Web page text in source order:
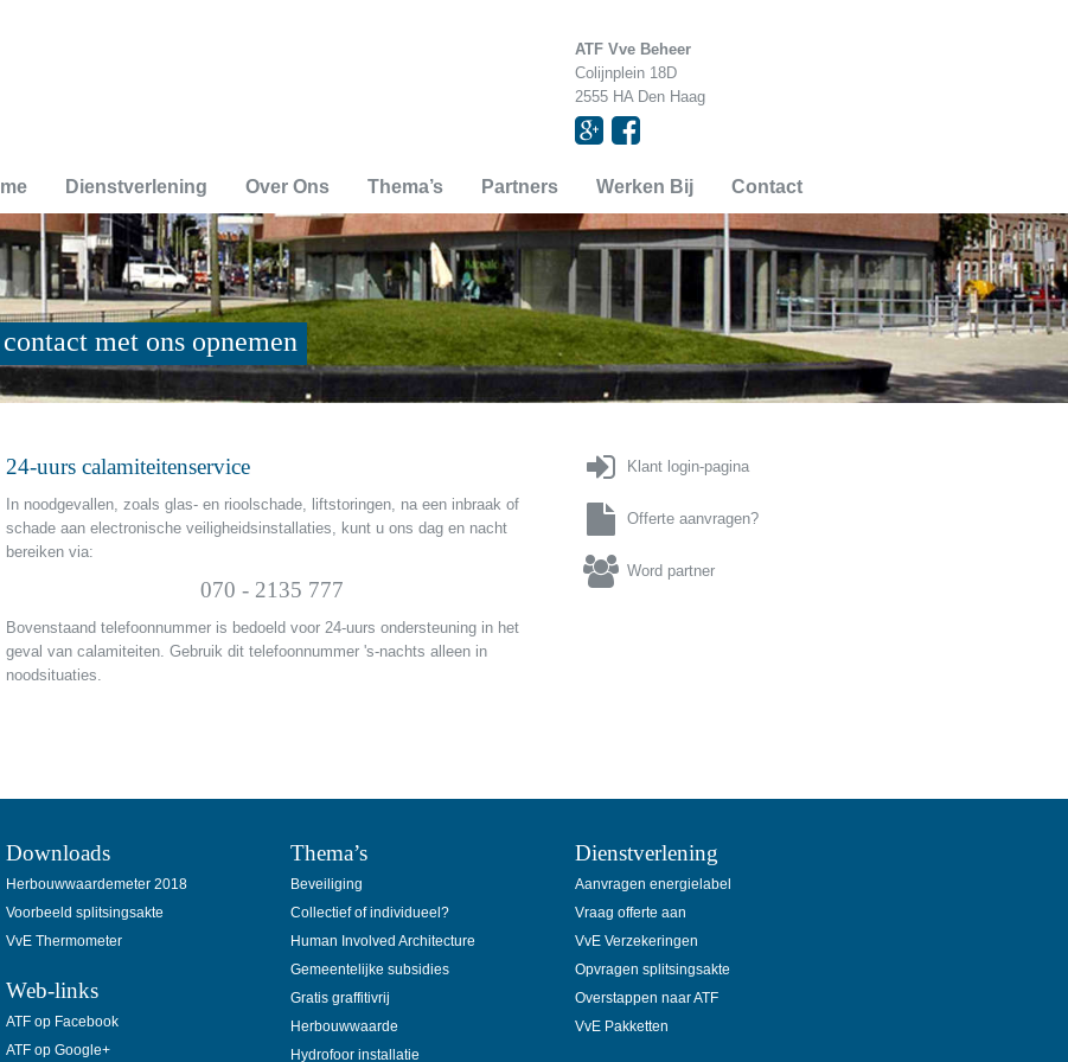
ATF Vve Beheer
Colijnplein 18D
2555 HA Den Haag
 
Dienstverlening Over Ons Thema’s Partners Werken Bij Contact
met ons opnemen
 Klant login-pagina
 Offerte aanvragen?
 Word partner
24-uurs calamiteitenservice
In noodgevallen, zoals glas- en rioolschade, liftstoringen, na een inbraak of
schade aan electronische veiligheidsinstallaties, kunt u ons dag en nacht
bereiken via:
070 - 2135 777
Bovenstaand telefoonnummer is bedoeld voor 24-uurs ondersteuning in het
geval van calamiteiten. Gebruik dit telefoonnummer 's-nachts alleen in
noodsituaties.
Dienstverlening
Aanvragen energielabel
Vraag offerte aan
VvE Verzekeringen
Opvragen splitsingsakte
Overstappen naar ATF
VvE Pakketten
Thema’s
Beveiliging
Collectief of individueel?
Human Involved Architecture
Gemeentelijke subsidies
Gratis graffitivrij
Herbouwwaarde
Hydrofoor installatie
Downloads
Herbouwwaardemeter 2018
Voorbeeld splitsingsakte
VvE Thermometer
Web-links
ATF op Facebook
ATF op Google+